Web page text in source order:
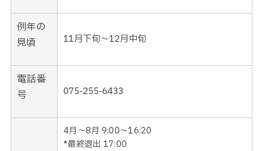
例年の
見頃
11月下旬～12月中旬
電話番
号
075-255-6433
4月～8月 9:00～16:20
*最終退出 17:00